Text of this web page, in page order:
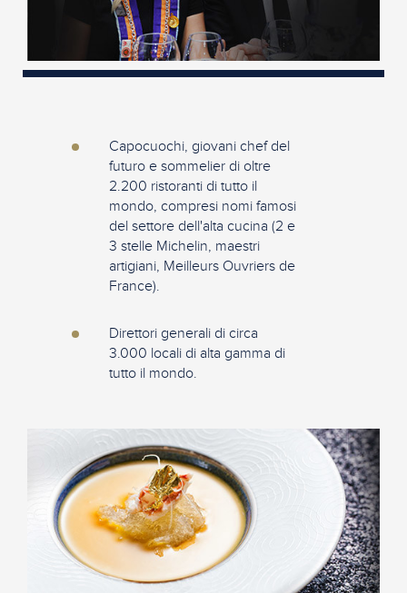
Capocuochi, giovani chef del
futuro e sommelier di oltre
2.200 ristoranti di tutto il
mondo, compresi nomi famosi
del settore dell'alta cucina (2 e
3 stelle Michelin, maestri
artigiani, Meilleurs Ouvriers de
France).
Direttori generali di circa
3.000 locali di alta gamma di
tutto il mondo.